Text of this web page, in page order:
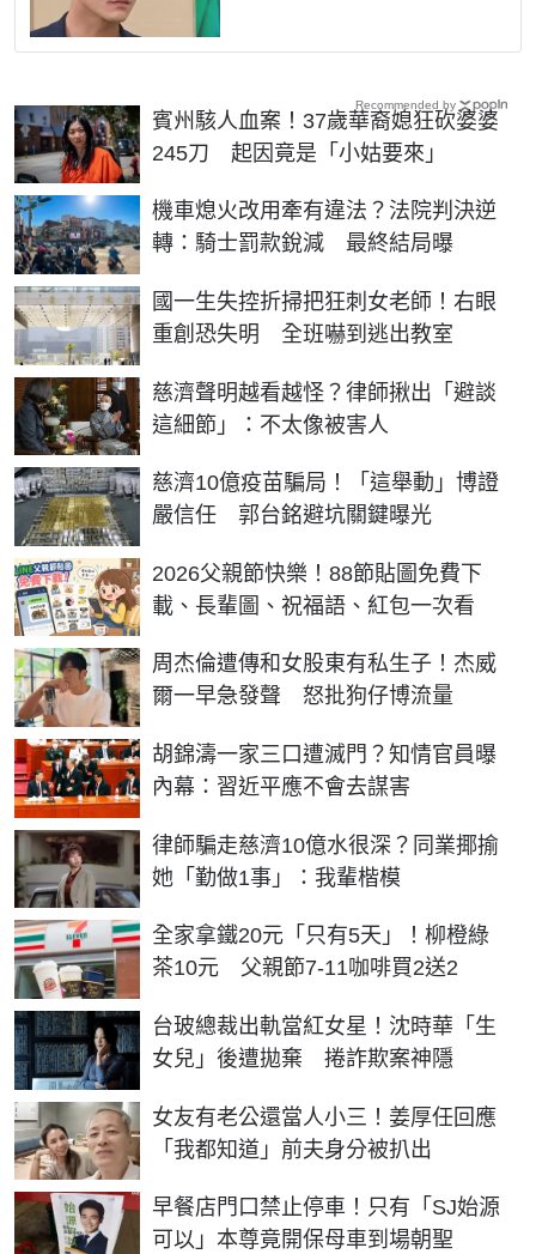
賓州駭人血案！37歲華裔媳狂砍婆婆
245刀 起因竟是「小姑要來」
機車熄火改用牽有違法？法院判決逆
轉：騎士罰款銳減 最終結局曝
國一生失控折掃把狂刺女老師！右眼
重創恐失明 全班嚇到逃出教室
慈濟聲明越看越怪？律師揪出「避談
這細節」：不太像被害人
慈濟10億疫苗騙局！「這舉動」博證
嚴信任 郭台銘避坑關鍵曝光
2026父親節快樂！88節貼圖免費下
載、長輩圖、祝福語、紅包一次看
周杰倫遭傳和女股東有私生子！杰威
爾一早急發聲 怒批狗仔博流量
胡錦濤一家三口遭滅門？知情官員曝
內幕：習近平應不會去謀害
律師騙走慈濟10億水很深？同業揶揄
她「勤做1事」：我輩楷模
全家拿鐵20元「只有5天」！柳橙綠
茶10元 父親節7-11咖啡買2送2
台玻總裁出軌當紅女星！沈時華「生
女兒」後遭拋棄 捲詐欺案神隱
女友有老公還當人小三！姜厚任回應
「我都知道」前夫身分被扒出
早餐店門口禁止停車！只有「SJ始源
可以」本尊竟開保母車到場朝聖
Recommended by